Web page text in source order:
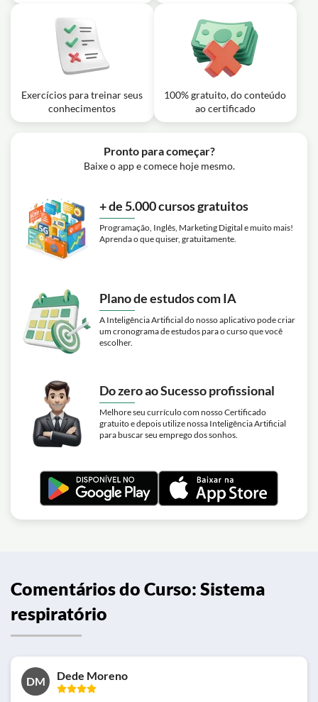
Exercícios para treinar seus
conhecimentos
100% gratuito, do conteúdo
ao certificado
Pronto para começar?
Baixe o app e comece hoje mesmo.
+ de 5.000 cursos gratuitos
Programação, Inglês, Marketing Digital e muito mais!
Aprenda o que quiser, gratuitamente.
Plano de estudos com IA
A Inteligência Artificial do nosso aplicativo pode criar
um cronograma de estudos para o curso que você
escolher.
Do zero ao Sucesso profissional
Melhore seu currículo com nosso Certificado
gratuito e depois utilize nossa Inteligência Artificial
para buscar seu emprego dos sonhos.
Comentários do Curso: Sistema
respiratório
DM Dede Moreno